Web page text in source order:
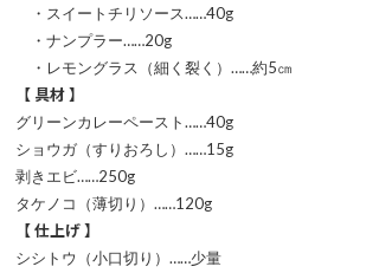
・スイートチリソース……40g
・ナンプラー……20g
・レモングラス（細く裂く）……約5㎝
【 具材 】
グリーンカレーペースト……40g
ショウガ（すりおろし）……15g
剥きエビ……250g
タケノコ（薄切り）……120g
【 仕上げ 】
シシトウ（小口切り）……少量